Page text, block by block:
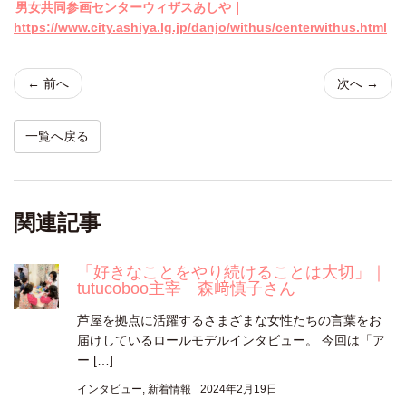
男女共同参画センターウィザスあしや｜
https://www.city.ashiya.lg.jp/danjo/withus/centerwithus.html
← 前へ 次へ →
一覧へ戻る
関連記事
「好きなことをやり続けることは大切」｜
tutucoboo主宰 森﨑慎子さん
芦屋を拠点に活躍するさまざまな女性たちの言葉をお
届けしているロールモデルインタビュー。 今回は「ア
ー […]
インタビュー, 新着情報 2024年2月19日